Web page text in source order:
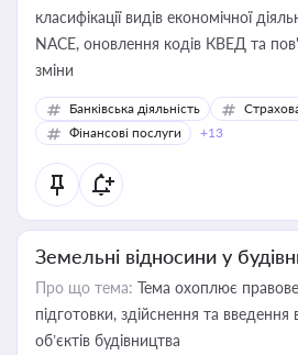
класифікації видів економічної
NACE, оновлення кодів КВЕД та
зміни
Банківська діяльність
Фінансові послуги
+13
Земельні відносини у
Про що тема: Тема охоплює
підготовки, здійснення та введення
об’єктів будівництва